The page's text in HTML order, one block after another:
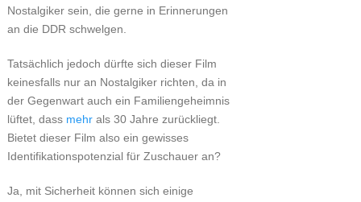
Nostalgiker sein, die gerne in Erinnerungen
an die DDR schwelgen.
Tatsächlich jedoch dürfte sich dieser Film
keinesfalls nur an Nostalgiker richten, da in
der Gegenwart auch ein Familiengeheimnis
lüftet, dass mehrals 30 Jahre zurückliegt.
Bietet dieser Film also ein gewisses
Identifikationspotenzial für Zuschauer an?
Ja, mit Sicherheit können sich einige